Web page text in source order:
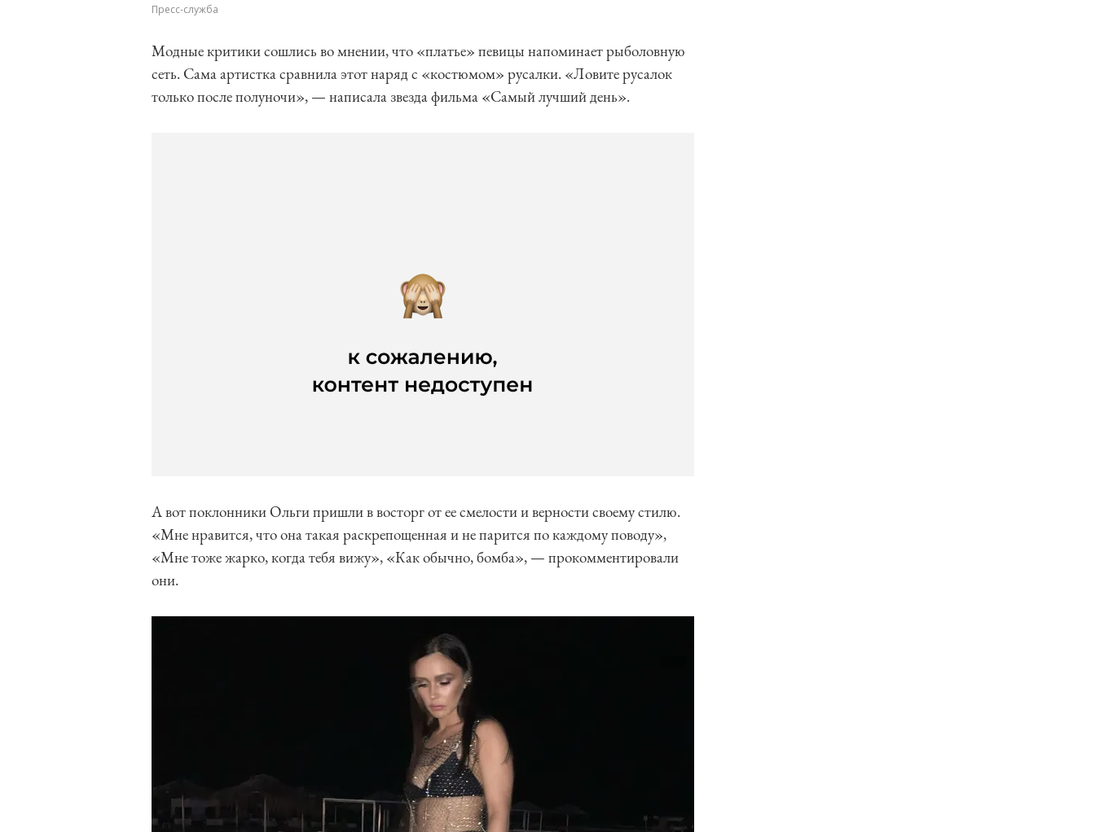
Пресс-служба
Модные критики сошлись во мнении, что «платье» певицы напоминает рыболовную
сеть. Сама артистка сравнила этот наряд с «костюмом» русалки. «Ловите русалок
только после полуночи», — написала звезда фильма «Самый лучший день».
А вот поклонники Ольги пришли в восторг от ее смелости и верности своему стилю.
«Мне нравится, что она такая раскрепощенная и не парится по каждому поводу»,
«Мне тоже жарко, когда тебя вижу», «Как обычно, бомба», — прокомментировали
они.